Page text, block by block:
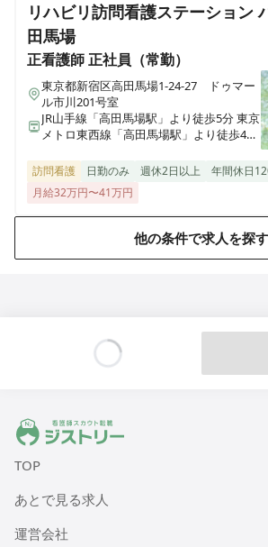
リハビリ訪問看護ステーション
田馬場
正看護師正社員（常勤）
東京都新宿区高田馬場1-24-27 ドゥマー
ル市川201号室
JR山手線「高田馬場駅」より徒歩5分 東京
メトロ東西線「高田馬場駅」より徒歩4分
徒歩9分
訪問看護 日勤のみ 週休2日以上
年間休日
月給32万円〜41万円
他の条件で求人を探す
ジストリー 看護師の転職マッチング
TOP
あとで見る求人
運営会社